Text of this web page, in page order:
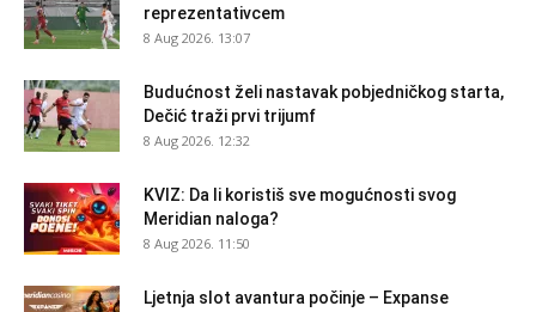
reprezentativcem
8 Aug 2026. 13:07
Budućnost želi nastavak pobjedničkog starta,
Dečić traži prvi trijumf
8 Aug 2026. 12:32
KVIZ: Da li koristiš sve mogućnosti svog
Meridian naloga?
8 Aug 2026. 11:50
Ljetnja slot avantura počinje – Expanse